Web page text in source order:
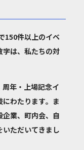
150件以上のイベ
字は、私たちの対
年・上場記念イ
にわたります。ま
業、町内会、自
ただいてきまし